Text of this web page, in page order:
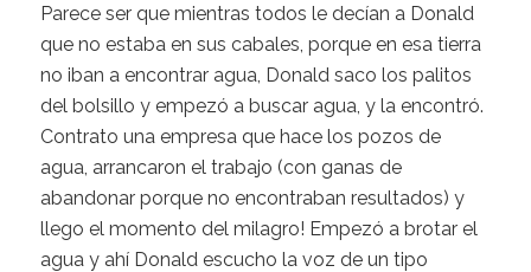
Parece ser que mientras todos le decían a Donald
que no estaba en sus cabales, porque en esa tierra
no iban a encontrar agua, Donald saco los palitos
del bolsillo y empezó a buscar agua, y la encontró.
Contrato una empresa que hace los pozos de
agua, arrancaron el trabajo (con ganas de
abandonar porque no encontraban resultados) y
llego el momento del milagro! Empezó a brotar el
agua y ahí Donald escucho la voz de un tipo